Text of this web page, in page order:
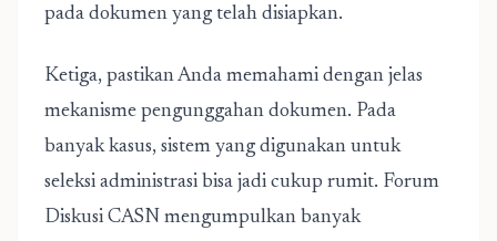
pada dokumen yang telah disiapkan.
Ketiga, pastikan Anda memahami dengan jelas
mekanisme pengunggahan dokumen. Pada
banyak kasus, sistem yang digunakan untuk
seleksi administrasi bisa jadi cukup rumit. Forum
Diskusi CASN mengumpulkan banyak